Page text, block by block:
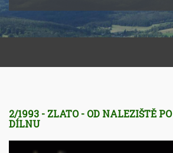
2/1993 - ZLATO - OD NALEZIŠTĚ
DÍLNU